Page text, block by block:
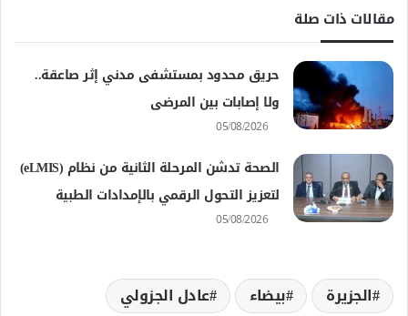
مقالات ذات صلة
حريق محدود بمستشفى مدني إثر صاعقة..
ولا إصابات بين المرضى
05/08/2026
الصحة تدشن المرحلة الثانية من نظام (eLMIS)
لتعزيز التحول الرقمي بالإمدادات الطبية
05/08/2026
الجزيرة بيضاء
عادل الجزولي